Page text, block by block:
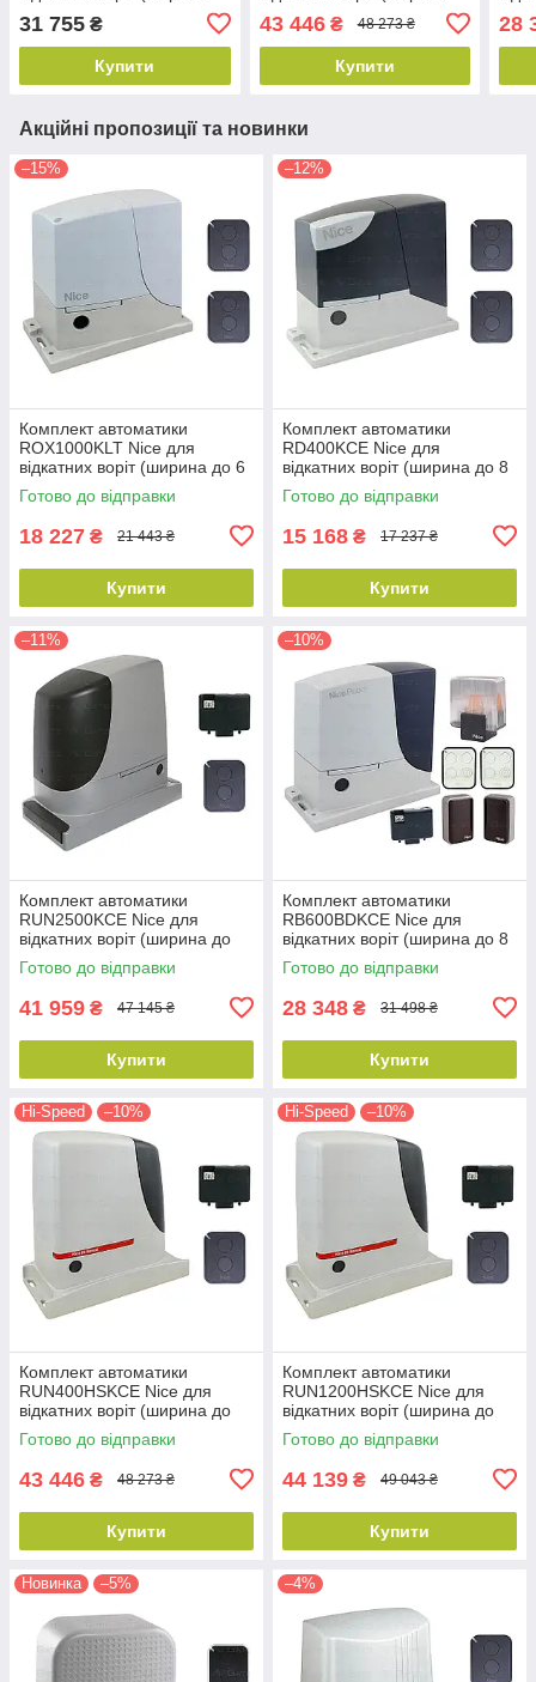
31 755 ₴
Купити
43 446₴ 48 273 ₴
Купити
28
Акційні пропозиції та новинки
–15%
Комплект автоматики
ROX1000KLT Nice для
відкатних воріт (ширина до 6
м)
Готово до відправки
18 227 ₴ 21 443 ₴
Купити
–12%
Комплект автоматики
RD400KCE Nice для
відкатних воріт (ширина до 8
м)
Готово до відправки
15 168 ₴ 17 237 ₴
Купити
–11%
Комплект автоматики
RUN2500KCE Nice для
відкатних воріт (ширина до
18 м)
Готово до відправки
41 959 ₴ 47 145 ₴
Купити
–10%
Комплект автоматики
RB600BDKCE Nice для
відкатних воріт (ширина до 8
м)
Готово до відправки
28 348 ₴ 31 498 ₴
Купити
Hi-Speed –10%
Комплект автоматики
RUN400HSKCE Nice для
відкатних воріт (ширина до
14 м)
Готово до відправки
43 446 ₴ 48 273 ₴
Купити
Hi-Speed –10%
Комплект автоматики
RUN1200HSKCE Nice для
відкатних воріт (ширина до
14 м)
Готово до відправки
44 139 ₴ 49 043 ₴
Купити
Новинка –5% –4%